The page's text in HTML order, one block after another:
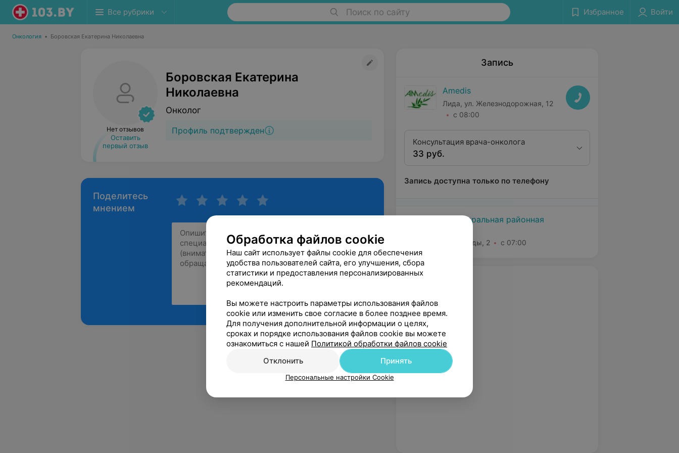
Все рубрики Поиск по сайту Избранное Войти
Онкология • Боровская Екатерина Николаевна
Нет отзывов
Оставить
первый отзыв
Боровская Екатерина
Николаевна
Онколог
Профиль подтвержден
Поделитесь
мнением
Запись
Amedis
Лида, ул. Железнодорожная, 12
с 08:00
Консультация врача-онколога
33 руб.
Запись доступна только по телефону
Дятловская центральная районная
г. Дятлово, ул. Победы, 2 с 07:00
Обработка файлов cookie
Наш сайт использует файлы cookie для обеспечения
удобства пользователей сайта, его улучшения, сбора
статистики и предоставления персонализированных
рекомендаций.
Вы можете настроить параметры использования файлов
cookie или изменить свое согласие в более позднее время.
Для получения дополнительной информации о целях,
сроках и порядке использования файлов cookie вы можете
ознакомиться с нашей Политикой обработки файлов cookie
Отклонить
Принять
Персональные настройки Cookie